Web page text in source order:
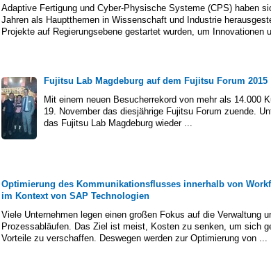
Adaptive Fertigung und Cyber-Physische Systeme (CPS) haben
Jahren als Hauptthemen in Wissenschaft und Industrie
Projekte auf Regierungsebene gestartet wurden, um Innovationen
Fujitsu Lab Magdeburg auf dem Fujitsu Forum 2015
Mit einem neuen Besucherrekord von mehr als 14.000
19. November das diesjährige Fujitsu Forum zuende.
das Fujitsu Lab Magdeburg wieder ...
Optimierung des Kommunikationsflusses innerhalb von
im Kontext von SAP Technologien
Viele Unternehmen legen einen großen Fokus auf die Verwaltung
Prozessabläufen. Das Ziel ist meist, Kosten zu senken, um sich
Vorteile zu verschaffen. Deswegen werden zur Optimierung von ...